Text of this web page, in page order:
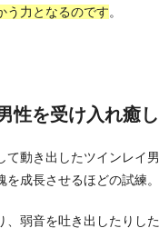
う力となるのです。
性を受け入れ癒
て動き出したツインレイ
成長させるほどの試練。
、弱音を吐き出したりし